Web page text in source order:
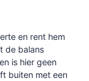
en rent hem
de balans
is hier geen
buiten met een